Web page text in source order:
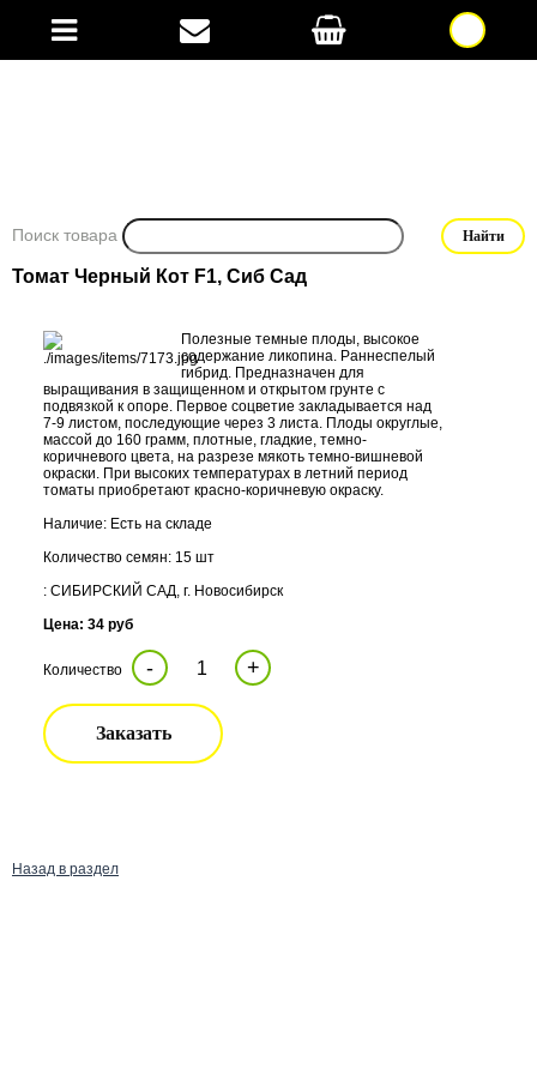
Поиск товара
Томат Черный Кот F1, Сиб Сад
Полезные темные плоды, высокое
содержание ликопина. Раннеспелый
гибрид. Предназначен для
выращивания в защищенном и открытом грунте с
подвязкой к опоре. Первое соцветие закладывается над
7-9 листом, последующие через 3 листа. Плоды округлые,
массой до 160 грамм, плотные, гладкие, темно-
коричневого цвета, на разрезе мякоть темно-вишневой
окраски. При высоких температурах в летний период
томаты приобретают красно-коричневую окраску.
Наличие: Есть на складе
Количество семян: 15 шт
: СИБИРСКИЙ САД, г. Новосибирск
Цена: 34 руб
Количество - +
Заказать
Назад в раздел